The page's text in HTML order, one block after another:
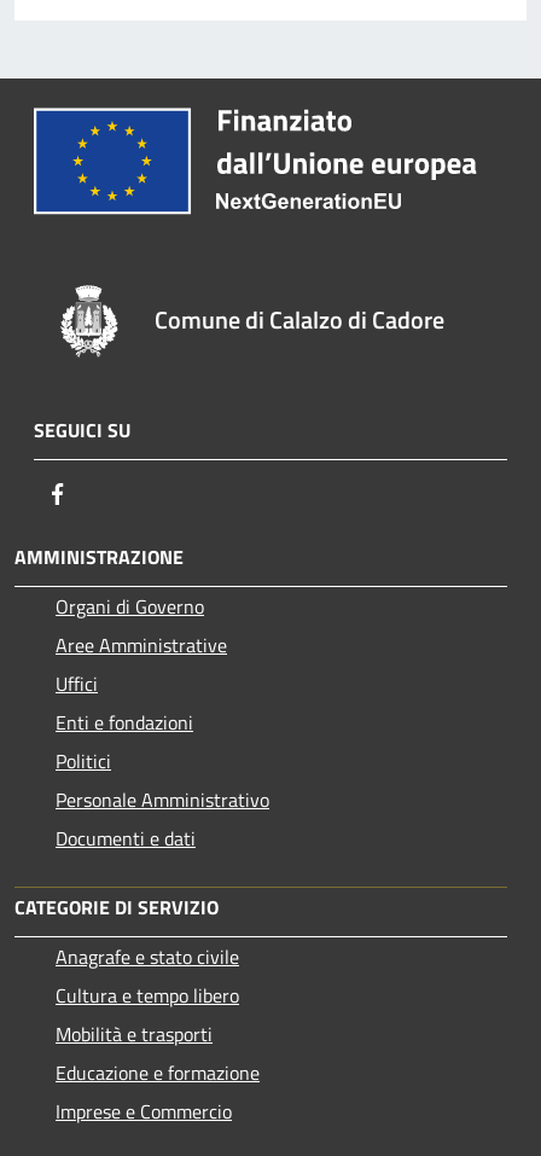
Comune di Calalzo di Cadore
SEGUICI SU
AMMINISTRAZIONE
Organi di Governo
Aree Amministrative
Uffici
Enti e fondazioni
Politici
Personale Amministrativo
Documenti e dati
CATEGORIE DI SERVIZIO
Anagrafe e stato civile
Cultura e tempo libero
Mobilità e trasporti
Educazione e formazione
Imprese e Commercio